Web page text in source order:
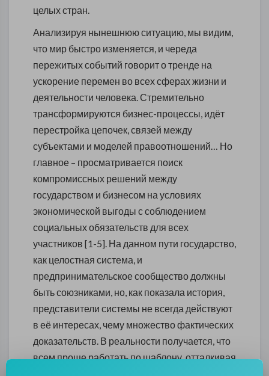
целых стран.
Анализируя нынешнюю ситуацию, мы видим,
что мир быстро изменяется, и череда
пережитых событий говорит о тренде на
ускорение перемен во всех сферах жизни и
деятельности человека. Стремительно
трансформируются бизнес-процессы, идёт
перестройка цепочек, связей между
субъектами и моделей правоотношений… Но
главное – просматривается поиск
компромиссных решений между
государством и бизнесом на условиях
экономической выгоды с соблюдением
социальных обязательств для всех
участников [1-5]. На данном пути государство,
как целостная система, и
предпринимательское сообщество должны
быть союзниками, но, как показала история,
представители системы не всегда действуют
в её интересах, чему множество фактических
доказательств. В реальности получается, что
всем проще работать по шаблону, отталкивая